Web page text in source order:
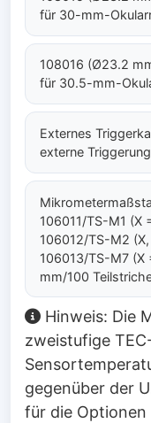
für 30-mm-
108016 (Ø23.2
für 30.5-mm-
Externes
externe
106011/TS-M1 (X
106012/TS-M2
106013/TS-M7 (X
mm/100
Hinweis: Die
zweistufige
gegenüber der
für die Optionen